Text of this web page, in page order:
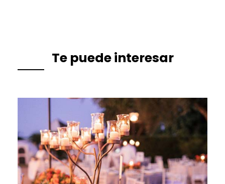
Te puede interesar